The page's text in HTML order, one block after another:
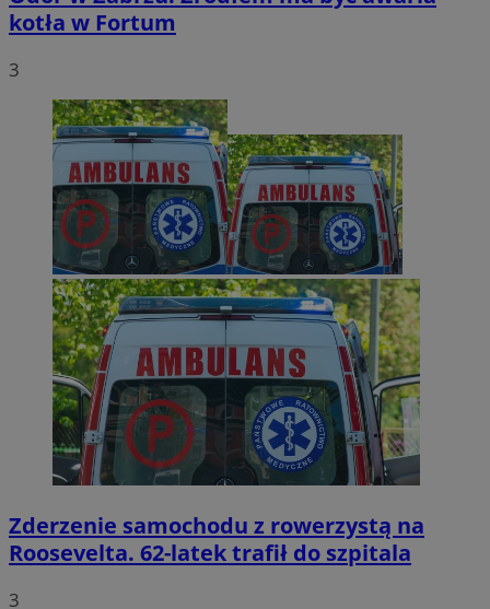
kotła w Fortum
3
Zderzenie samochodu z rowerzystą na
Roosevelta. 62-latek trafił do szpitala
3